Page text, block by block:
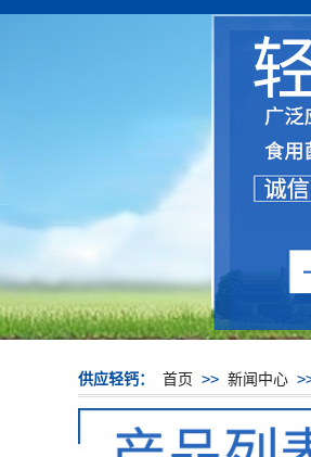
供应轻钙： 首页 >> 新闻中心